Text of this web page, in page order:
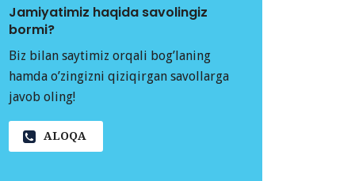
Jamiyatimiz haqida savolingiz
bormi?
Biz bilan saytimiz orqali bog’laning
hamda o’zingizni qiziqirgan savollarga
javob oling!
ALOQA